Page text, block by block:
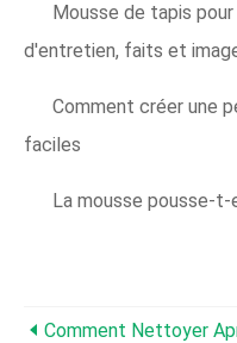
Mousse de tapis
d'entretien, faits et
Comment créer une
faciles
La mousse pousse-t-